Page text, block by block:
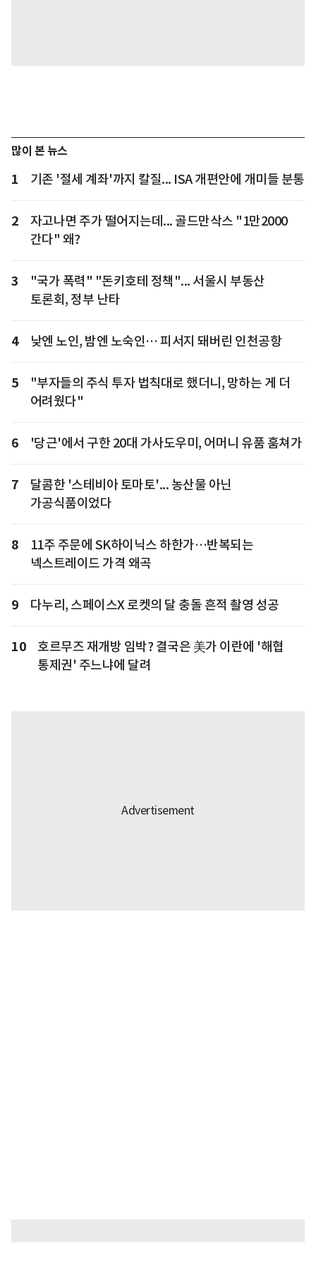
많이 본 뉴스
1 기존 '절세 계좌'까지 칼질... ISA 개편안에 개미들 분통
2
자고나면 주가 떨어지는데... 골드만삭스 "1만2000
간다" 왜?
3
"국가 폭력" "돈키호테 정책"... 서울시 부동산
토론회, 정부 난타
4 낮엔 노인, 밤엔 노숙인… 피서지 돼버린 인천공항
5
"부자들의 주식 투자 법칙대로 했더니, 망하는 게 더
어려웠다"
6 '당근'에서 구한 20대 가사도우미, 어머니 유품 훔쳐가
7
달콤한 '스테비아 토마토'... 농산물 아닌
가공식품이었다
8
11주 주문에 SK하이닉스 하한가…반복되는
넥스트레이드 가격 왜곡
9 다누리, 스페이스X 로켓의 달 충돌 흔적 촬영 성공
10
호르무즈 재개방 임박? 결국은 美가 이란에 '해협
통제권' 주느냐에 달려